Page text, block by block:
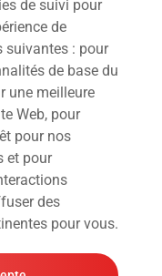
de suivi pour
de
suivantes : pour
de base du
une meilleure
Web, pour
pour nos
et pour
des
pour vous.